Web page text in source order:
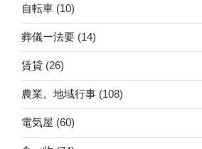
自転車 (10)
葬儀ー法要 (14)
賃貸 (26)
農業。地域行事 (108)
電気屋 (60)